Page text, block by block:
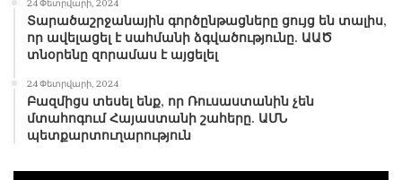
24 Փետրվարի, 2024
Տարածաշրջանային գործընթացները ցույց են տալիս,
որ ավելացել է սահմանի ձգվածությունը. ԱԱԾ
տնօրենը զորամաս է այցելել
24 Փետրվարի, 2024
Բազմիցս տեսել ենք, որ Ռուսաստանին չեն
մտահոգում Հայաստանի շահերը. ԱՄՆ
պետքարտուղարություն